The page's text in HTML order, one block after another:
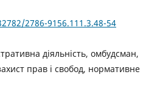
2786-9156.111.3.48-54
діяльність, омбудсман,
прав і свобод, нормативне